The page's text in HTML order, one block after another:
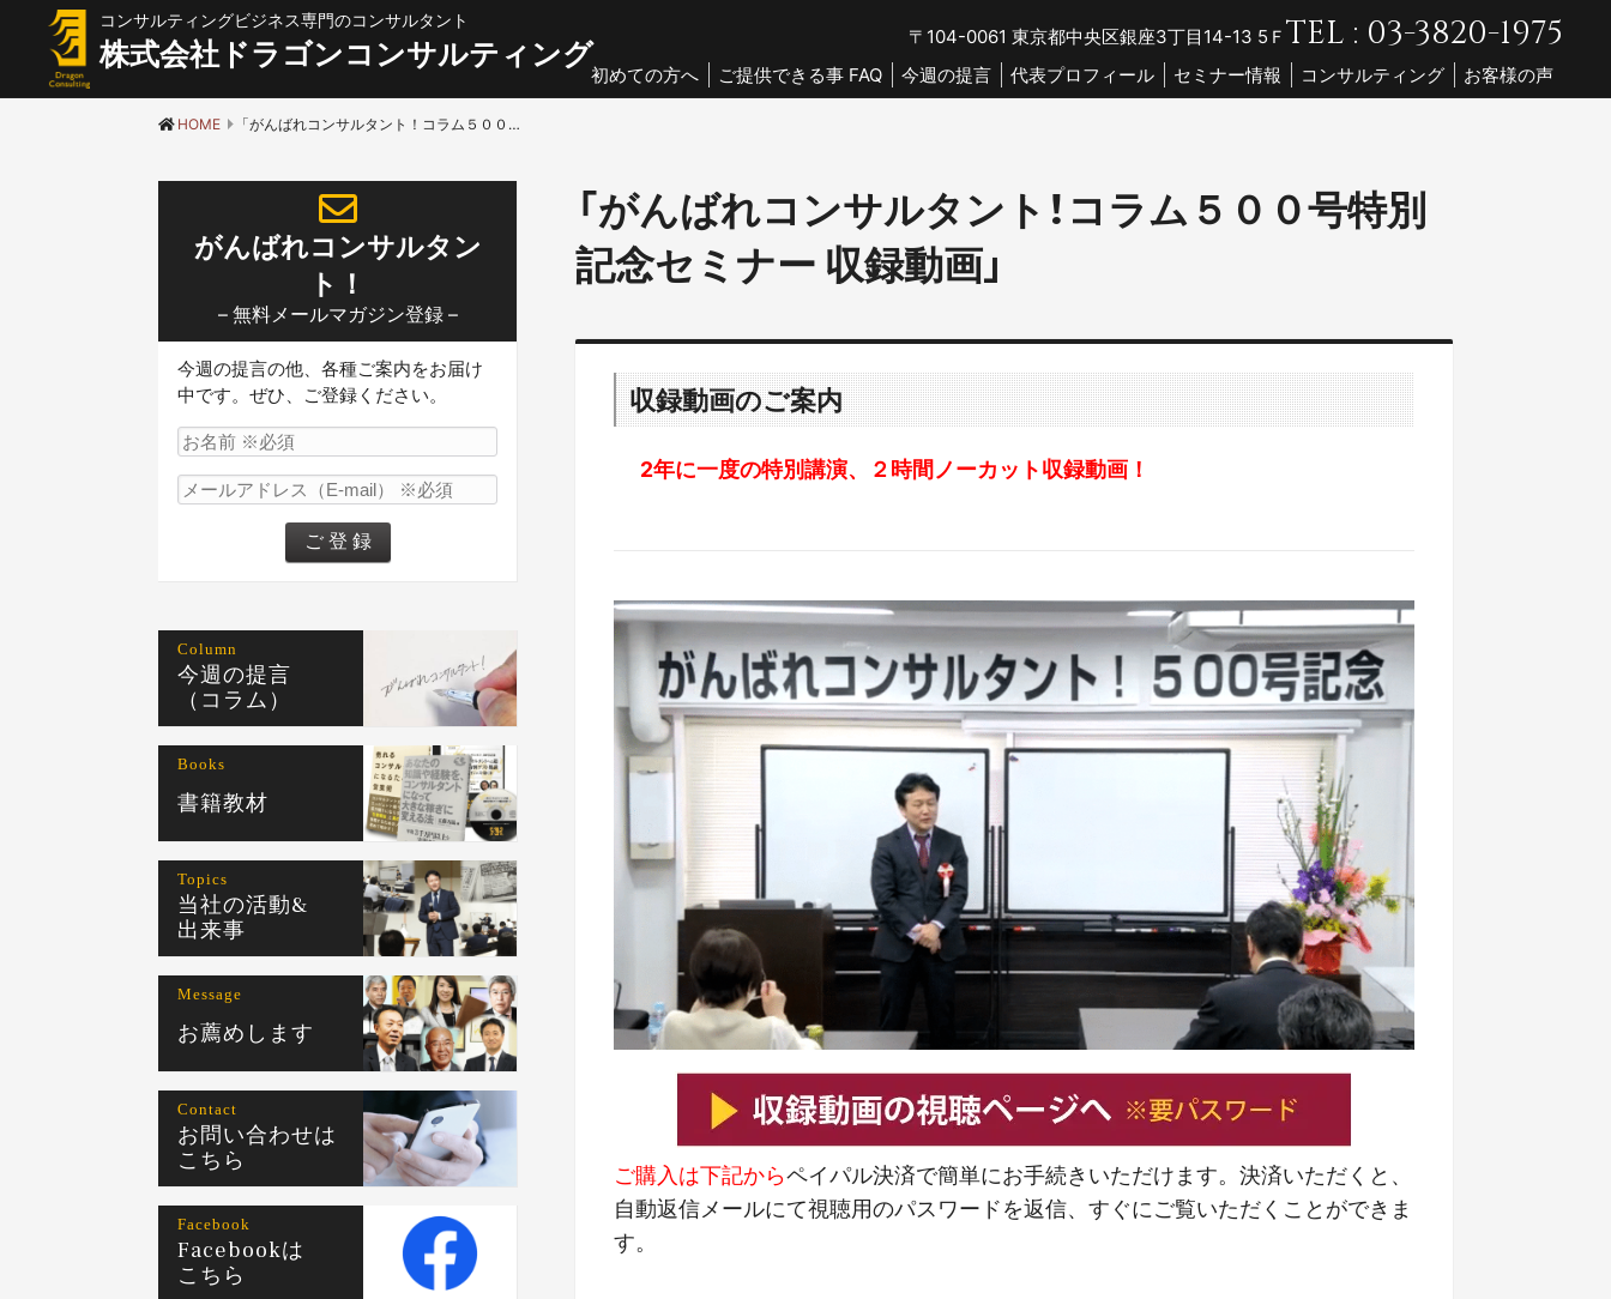
コンサルティングビジネス専門のコンサルタント
株式会社ドラゴンコンサルティング 〒104-0061 東京都中央区銀座3丁目14-13 5Ｆ TEL : 03-3820-1975
初めての方へ ご提供できる事 FAQ 今週の提言 代表プロフィール セミナー情報 コンサルティング お客様の声
HOME 「がんばれコンサルタント！コラム５００号特別記念セミナー 収録動画」
「がんばれコンサルタント！コラム５００号特別
記念セミナー 収録動画」
収録動画のご案内
2年に一度の特別講演、２時間ノーカット収録動画！
ご購入は下記からペイパル決済で簡単にお手続きいただけます。決済いただくと、
自動返信メールにて視聴用のパスワードを返信、すぐにご覧いただくことができま
す。
がんばれコンサルタン
ト！
– 無料メールマガジン登録 –
今週の提言の他、各種ご案内をお届け
中です。ぜひ、ご登録ください。
Column
今週の提言
（コラム）
Books
書籍教材
Topics
当社の活動&
出来事
Message
お薦めします
Contact
お問い合わせは
こちら
Facebook
Facebookは
こちら